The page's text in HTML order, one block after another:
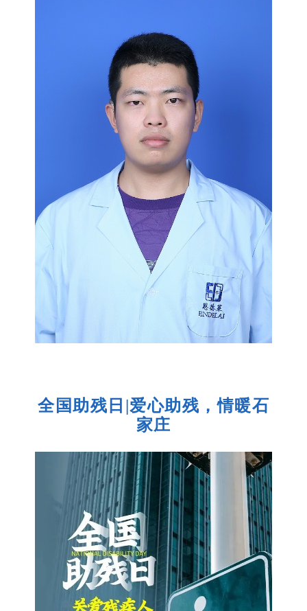
全国助残日|爱心助残，情暖石
家庄